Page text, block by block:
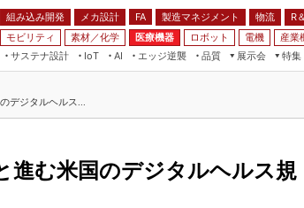
組み込み開発 メカ設計 FA 製造マネジメント 物流 R
モビリティ 素材／化学 医療機器 ロボット 電機 産業
サステナ設計
IoT
AI
エッジ逆襲 品質
展示会
JIMTOF
IIFES
特集
フィールドサービス
FA
モビリティ
デジタルヘルス...
進む米国のデジタルヘルス規